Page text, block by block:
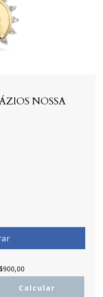
NOSSA
Calcular